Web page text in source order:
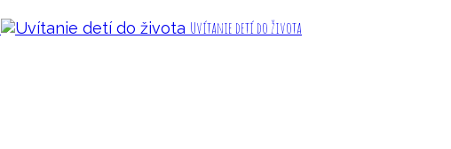
Uvítanie detí do života